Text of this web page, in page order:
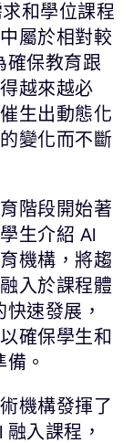
和學位課程
屬於相對較
確保教育跟
越來越必
生出動態化
變化而不斷
階段開始著
生介紹 AI
機構，將趨
入於課程體
速發展，
確保學生和
。
機構發揮了
入課程，